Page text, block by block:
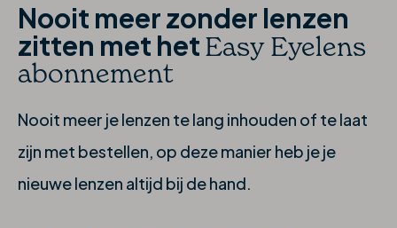
Nooit meer zonder lenzen
zitten met hetEasy Eyelens
abonnement
Nooit meer je lenzen te lang inhouden of te laat
zijn met bestellen, op deze manier heb je je
nieuwe lenzen altijd bij de hand.